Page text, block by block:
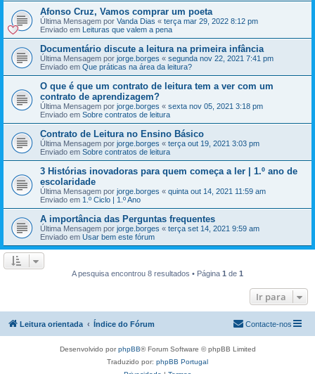
Afonso Cruz, Vamos comprar um poeta
Última Mensagem por Vanda Dias « terça mar 29, 2022 8:12 pm
Enviado em Leituras que valem a pena
Documentário discute a leitura na primeira infância
Última Mensagem por jorge.borges « segunda nov 22, 2021 7:41 pm
Enviado em Que práticas na área da leitura?
O que é que um contrato de leitura tem a ver com um
contrato de aprendizagem?
Última Mensagem por jorge.borges « sexta nov 05, 2021 3:18 pm
Enviado em Sobre contratos de leitura
Contrato de Leitura no Ensino Básico
Última Mensagem por jorge.borges « terça out 19, 2021 3:03 pm
Enviado em Sobre contratos de leitura
3 Histórias inovadoras para quem começa a ler | 1.º ano de
escolaridade
Última Mensagem por jorge.borges « quinta out 14, 2021 11:59 am
Enviado em 1.º Ciclo | 1.º Ano
A importância das Perguntas frequentes
Última Mensagem por jorge.borges « terça set 14, 2021 9:59 am
Enviado em Usar bem este fórum
A pesquisa encontrou 8 resultados • Página 1 de 1
Ir para
Leitura orientada Índice do Fórum Contacte-nos
Desenvolvido porphpBB® Forum Software © phpBB Limited
Traduzido por: phpBB Portugal